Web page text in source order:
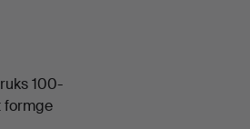
100-
formge